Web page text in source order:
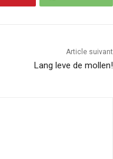
Article suivant
Lang leve de mollen!